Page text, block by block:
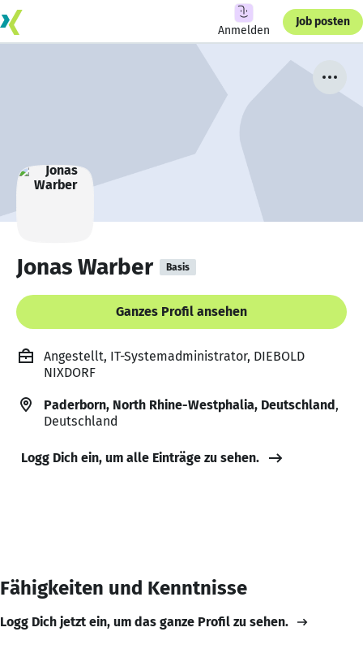
Anmelden
Job posten
Jonas Warber Basis
Ganzes Profil ansehen
Angestellt, IT-Systemadministrator, DIEBOLD
NIXDORF
Paderborn, North Rhine-Westphalia, Deutschland,
Deutschland
Logg Dich ein, um alle Einträge zu sehen.
Fähigkeiten und Kenntnisse
Logg Dich jetzt ein, um das ganze Profil zu sehen.